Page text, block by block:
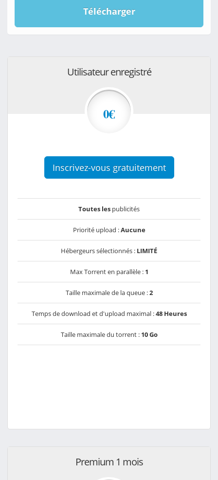
Télécharger
Utilisateur enregistré
0€
Inscrivez-vous gratuitement
Toutes les publicités
Priorité upload :Aucune
Hébergeurs sélectionnés : LIMITÉ
Max Torrent en parallèle : 1
Taille maximale de la queue :2
Temps de download et d'upload maximal :48 Heures
Taille maximale du torrent : 10 Go
Premium 1 mois